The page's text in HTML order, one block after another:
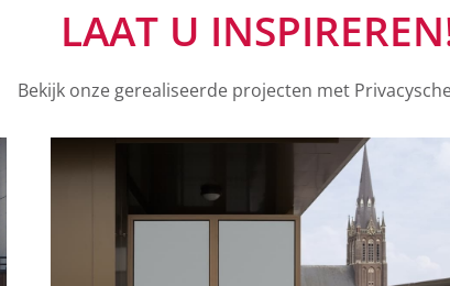
LAAT U
Bekijk onze gerealiseerde projecten met